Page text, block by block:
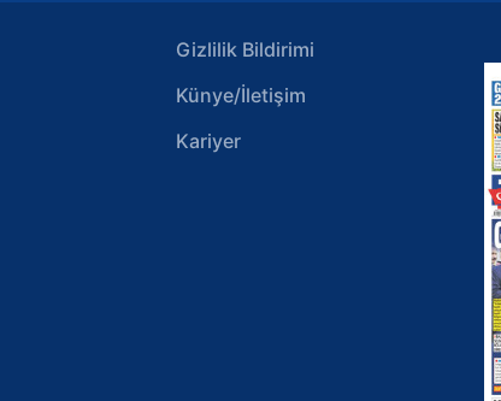
Gizlilik Bildirimi
Künye/İletişim
Kariyer